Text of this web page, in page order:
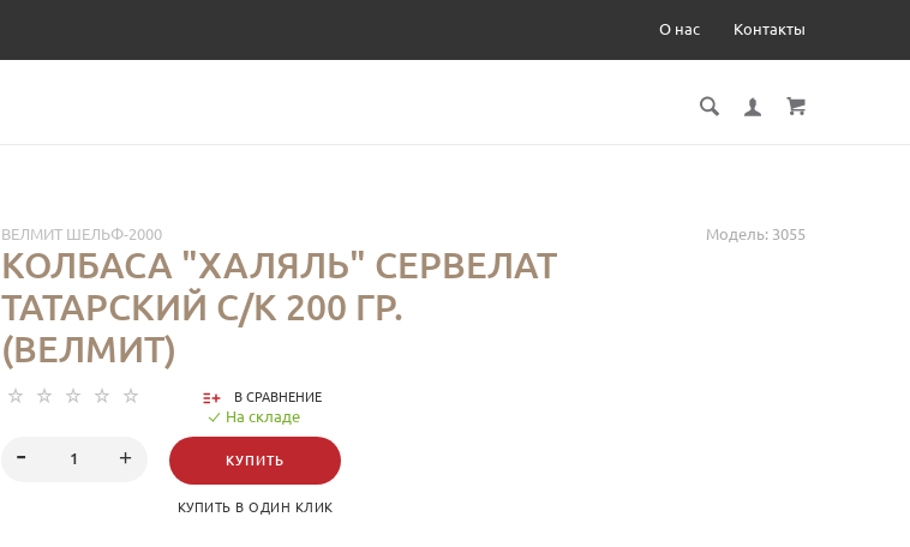
О нас Контакты
Модель: 3055
ВЕЛМИТ ШЕЛЬФ-2000
КОЛБАСА "ХАЛЯЛЬ" СЕРВЕЛАТ
ТАТАРСКИЙ С/К 200 ГР.
(ВЕЛМИТ)
В СРАВНЕНИЕ
На складе
КУПИТЬ
КУПИТЬ В ОДИН КЛИК